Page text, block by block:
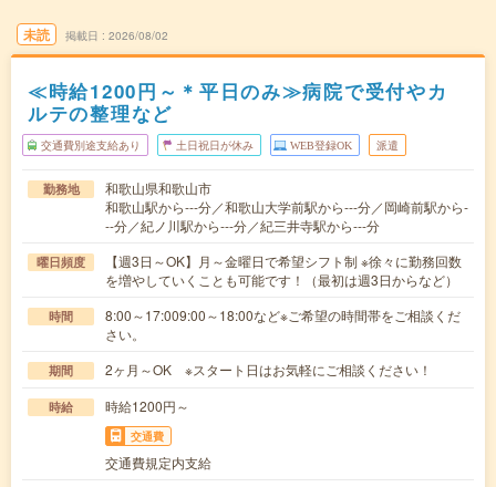
未読 掲載日 2026/08/02
≪時給1200円～＊平日のみ≫病院で受付やカ
ルテの整理など
交通費別途支給あり 土日祝日が休み WEB登録OK 派遣
勤務地
和歌山県和歌山市
和歌山駅から---分／和歌山大学前駅から---分／岡崎前駅から-
--分／紀ノ川駅から---分／紀三井寺駅から---分
曜日頻度
【週3日～OK】月～金曜日で希望シフト制 ※徐々に勤務回数
を増やしていくことも可能です！（最初は週3日からなど）
時間
8:00～17:009:00～18:00など※ご希望の時間帯をご相談くだ
さい。
期間 2ヶ月～OK ※スタート日はお気軽にご相談ください！
時給 時給1200円～
交通費
交通費規定内支給